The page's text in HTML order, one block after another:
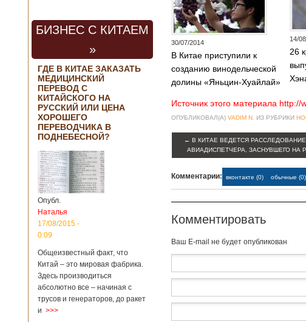
БИЗНЕС С КИТАЕМ
»
ГДЕ В КИТАЕ ЗАКАЗАТЬ
МЕДИЦИНСКИЙ
ПЕРЕВОД С
КИТАЙСКОГО НА
РУССКИЙ ИЛИ ЦЕНА
ХОРОШЕГО
ПЕРЕВОДЧИКА В
ПОДНЕБЕСНОЙ?
Опубл.
Наталья
17/08/2015 -
0:09
Общеизвестный факт, что
Китай – это мировая фабрика.
Здесь производиться
абсолютно все – начиная с
трусов и генераторов, до ракет
и >>>
30/07/2014
В Китае приступили к
созданию винодельческой
долины «Яньцин-Хуайлай»
14/
26
Источник этого материала
ОПУБЛИКОВАЛ(А) VADIM N. ИЗ РУБРИКИ
← В КИТАЕ ВЕДЕТСЯ
АВИАДИСПЕТЧЕРА, ЗАСНУВШЕГО НА
Комментарии: вконтакте (0) обычные (0)
Комментировать
Baш E-mail не будет опубликован